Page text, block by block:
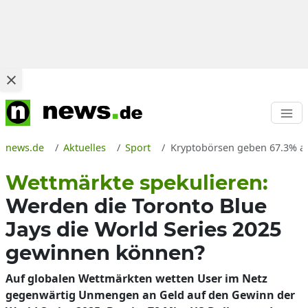
news.de Aktuelles Sport Kryptobörsen geben 67.3%
Wettmärkte spekulieren:
Werden die Toronto Blue
Jays die World Series 2025
gewinnen können?
Auf globalen Wettmärkten wetten User im Netz
gegenwärtig Unmengen an Geld auf den Gewinn der